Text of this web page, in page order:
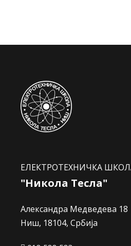
ЕЛЕКТРОТЕХНИЧКА
"Никола Тесла"
Александра Медведева 18
Ниш, 18104, Србија